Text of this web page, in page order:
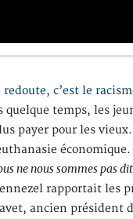
redoute, c’est le
quelque temps, les
payer pour les vieux.
ne nous sommes pas
rapportait les
ancien président